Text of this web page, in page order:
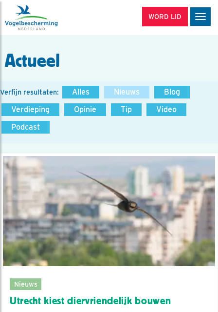
WORD LID
Actueel
Verfijn resultaten: Alles Nieuws
Blog
Verdieping
Opinie Tip
Video
Podcast
Nieuws
Utrecht kiest diervriendelijk bouwen